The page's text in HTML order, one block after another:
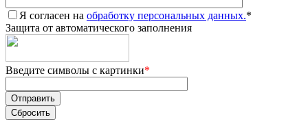
Я согласен на обработку персональных данных.*
Защита от автоматического заполнения
Введите символы с картинки*